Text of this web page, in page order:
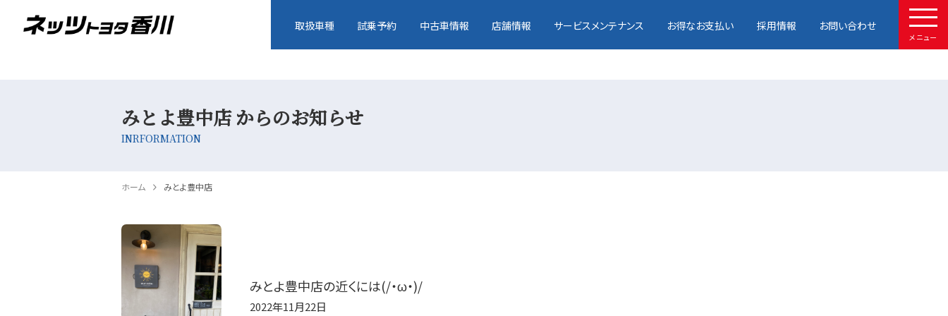
取扱車種 試乗予約 中古車情報 店舗情報 サービスメンテナンス お得なお支払い 採用情報 お問い合わせ
メニュー
みとよ豊中店 からのお知らせ
INRFORMATION
ホーム みとよ豊中店
みとよ豊中店の近くには(/・ω・)/
2022年11月22日